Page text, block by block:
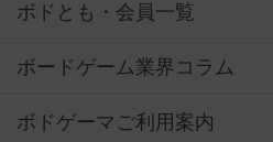
ボドとも・会員一覧
ボードゲーム業界コラム
ボドゲーマご利用案内